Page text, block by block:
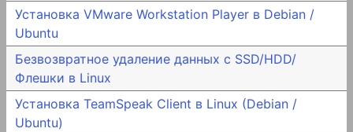
Установка VMware Workstation Player в Debian /
Ubuntu
Безвозвратное удаление данных с SSD/HDD/
Флешки в Linux
Установка TeamSpeak Client в Linux (Debian /
Ubuntu)